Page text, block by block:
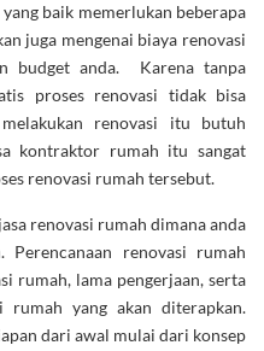
baik memerlukan beberapa
juga mengenai biaya renovasi
budget anda. Karena tanpa
proses renovasi tidak bisa
renovasi itu butuh
kontraktor rumah itu sangat
renovasi rumah tersebut.
renovasi rumah dimana anda
Perencanaan renovasi rumah
rumah, lama pengerjaan, serta
rumah yang akan diterapkan.
dari awal mulai dari konsep